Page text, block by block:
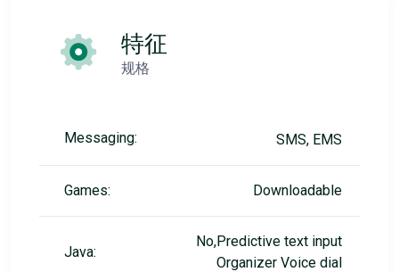
特征
规格
Messaging: SMS, EMS
Games: Downloadable
Java:
No,Predictive text input
Organizer Voice dial